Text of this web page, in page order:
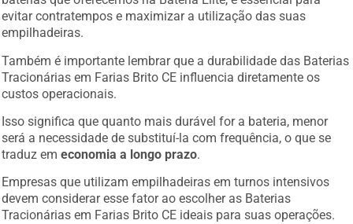
evitar contratempos e maximizar a utilização das suas
empilhadeiras.
Também é importante lembrar que a durabilidade das Baterias
Tracionárias em Farias Brito CE influencia diretamente os
custos operacionais.
Isso significa que quanto mais durável for a bateria, menor
será a necessidade de substituí-la com frequência, o que se
traduz emeconomia a longo prazo.
Empresas que utilizam empilhadeiras em turnos intensivos
devem considerar esse fator ao escolher as Baterias
Tracionárias em Farias Brito CE ideais para suas operações.